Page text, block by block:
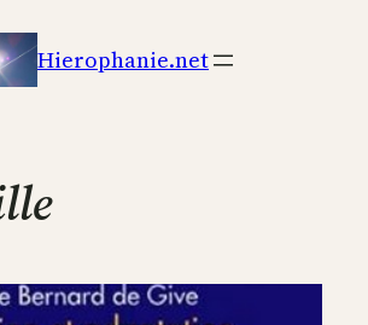
Hierophanie.net